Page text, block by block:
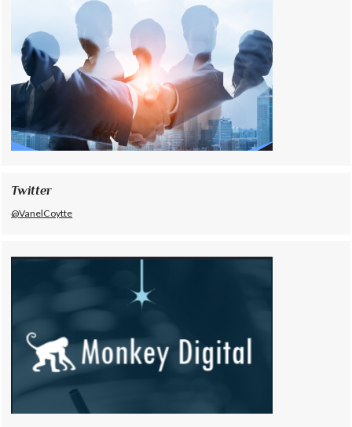
Twitter
@VanelCoytte